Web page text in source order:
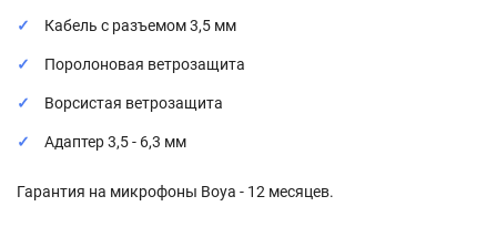
Кабель с разъемом 3,5 мм
Поролоновая ветрозащита
Ворсистая ветрозащита
Адаптер 3,5 - 6,3 мм
Гарантия на микрофоны Boya - 12 месяцев.